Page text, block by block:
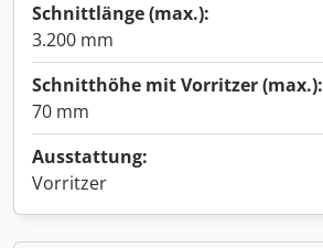
Schnittlänge (max.):
3.200 mm
Schnitthöhe mit Vorritzer (max.):
70 mm
Ausstattung:
Vorritzer